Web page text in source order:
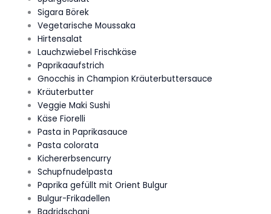
Sigara Börek
Vegetarische Moussaka
Hirtensalat
Lauchzwiebel Frischkäse
Paprikaaufstrich
Gnocchis in Champion Kräuterbuttersauce
Kräuterbutter
Veggie Maki Sushi
Käse Fiorelli
Pasta in Paprikasauce
Pasta colorata
Kichererbsencurry
Schupfnudelpasta
Paprika gefüllt mit Orient Bulgur
Bulgur-Frikadellen
Badridschani